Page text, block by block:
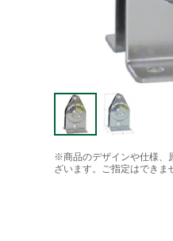
※商品のデザインや仕様、
ざいます。ご指定はできま